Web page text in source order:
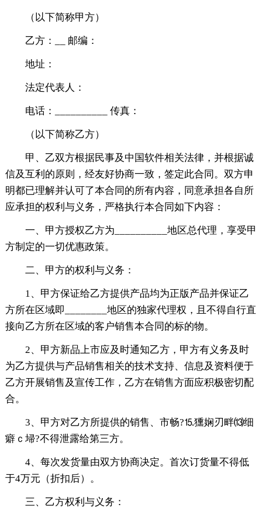
（以下简称甲方）
乙方：__ 邮编：
地址：
法定代表人：
电话：__________ 传真：
（以下简称乙方）
甲、乙双方根据民事及中国软件相关法律，并根据诚
信及互利的原则，经友好协商一致，签定此合同。双方申
明都已理解并认可了本合同的所有内容，同意承担各自所
应承担的权利与义务，严格执行本合同如下内容：
一、甲方授权乙方为__________地区总代理，享受甲
方制定的一切优惠政策。
二、甲方的权利与义务：
1、甲方保证给乙方提供产品均为正版产品并保证乙
方所在区域即________地区的独家代理权，且不得自行直
接向乙方所在区域的客户销售本合同的标的物。
2、甲方新品上市应及时通知乙方，甲方有义务及时
为乙方提供与产品销售相关的技术支持、信息及资料便于
乙方开展销售及宣传工作，乙方在销售方面应积极密切配
合。
3、甲方对乙方所提供的销售、市畅?⒖獯娴刃畔⒀细
癖ｃ埽?不得泄露给第三方。
4、每次发货量由双方协商决定。首次订货量不得低
于4万元（折扣后）。
三、乙方权利与义务：